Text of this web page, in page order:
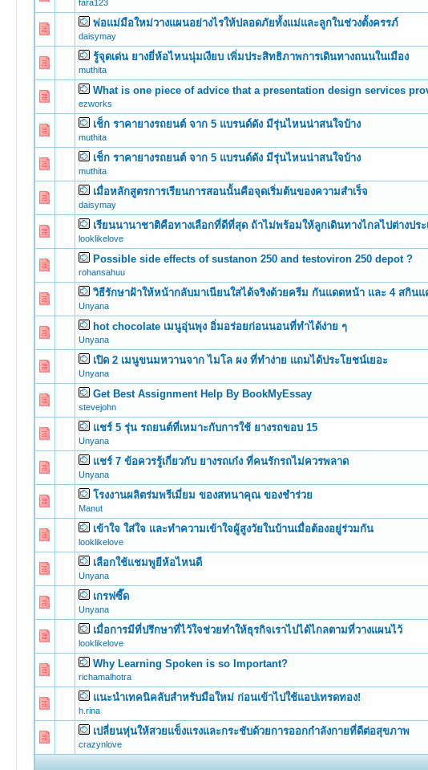
fara123
พ่อแม่มือใหม่วางแผนอย่างไรให้ปลอดภัยทั้งแม่และลูกในช่วงตั้งครรภ์
daisymay
0 Vote(s) - 0 out of 5 in
12 3
รู้จุดเด่น ยางยี่ห้อไหนนุ่มเงียบ เพิ่มประสิทธิภาพการเดินทางถนนในเมือง
muthita
0 Vote(s) - 0 out of 5 in
12 34
What is one piece of advice that a presentation design services
ezworks
0 Vote(s) - 0 out of 5 in
1234 5
เช็ก ราคายางรถยนต์ จาก 5 แบรนด์ดัง มีรุ่นไหนน่าสนใจบ้าง
muthita
0 Vote(s) - 0 out of 5 in
เช็ก ราคายางรถยนต์ จาก 5 แบรนด์ดัง มีรุ่นไหนน่าสนใจบ้าง
muthita
0 Vote(s) - 0 out of 5 in
เมื่อหลักสูตรการเรียนการสอนนั้นคือจุดเริ่มต้นของความสำเร็จ
daisymay
0 Vote(s) - 0 out of 5 in
เรียนนานาชาติคือทางเลือกที่ดีที่สุด ถ้าไม่พร้อมให้ลูกเดินทางไกลไปต่างประ
looklikelove
0 Vote(s) - 0 out of 5 in
123 45
Possible side effects of sustanon 250 and testoviron 250 depot ?
rohansahuu
0 Vote(s) - 0 out of 5 in
12345
วิธีรักษาฝ้าให้หน้ากลับมาเนียนใสได้จริงด้วยครีม กันแดดหน้า และ 4 สกินแ
Unyana
0 Vote(s) - 0 out of 5 in
1 2 34 5
hot chocolate เมนูอุ่นพุง อิ่มอร่อยก่อนนอนที่ทำได้ง่าย ๆ
Unyana
0 Vote(s) - 0 out of 5 in
เปิด 2 เมนูขนมหวานจาก ไมโล ผง ที่ทำง่าย แถมได้ประโยชน์เยอะ
Unyana
0 Vote(s) - 0 out of 5 in
1
Get Best Assignment Help By BookMyEssay
stevejohn
0 Vote(s) - 0 out of 5 in
แชร์ 5 รุ่น รถยนต์ที่เหมาะกับการใช้ ยางรถขอบ 15
Unyana
0 Vote(s) - 0 out of 5 in
แชร์ 7 ข้อควรรู้เกี่ยวกับ ยางรถเก๋ง ที่คนรักรถไม่ควรพลาด
Unyana
0 Vote(s) - 0 out of 5 in
โรงงานผลิตร่มพรีเมี่ยม ของสทนาคุณ ของชำร่วย
Manut
0 Vote(s) - 0 out of 5 in
เข้าใจ ใส่ใจ และทำความเข้าใจผู้สูงวัยในบ้านเมื่อต้องอยู่ร่วมกัน
looklikelove
0 Vote(s) - 0 out of 5 in
เลือกใช้แชมพูยีห้อไหนดี
Unyana
เกรฟซี๊ด
Unyana
เมื่อการมีที่ปรึกษาที่ไว้ใจช่วยทำให้ธุรกิจเราไปได้ไกลตามที่วางแผนไว้
looklikelove
0 Vote(s) - 0 out of 5 in
12 3
Why Learning Spoken is so Important?
richamalhotra
แนะนำเทคนิคลับสำหรับมือใหม่ ก่อนเข้าไปใช้แอปเทรดทอง!
h.rina
0 Vote(s) - 0 out of 5 in
เปลี่ยนหุ่นให้สวยแข็งแรงและกระชับด้วยการออกกำลังกายที่ดีต่อสุขภาพ
crazynlove
0 Vote(s) - 0 out of 5 in
12 34